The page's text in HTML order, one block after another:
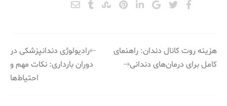
راهبری
رادیولوژی دندانپزشکی در
دوران بارداری: نکات مهم و
احتیاط‌ها
هزینه روت کانال دندان: راهنمای
کامل برای درمان‌های دندانی